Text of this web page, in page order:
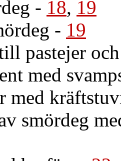
- 18, 19
- 19
pastejer
med
med
smördeg